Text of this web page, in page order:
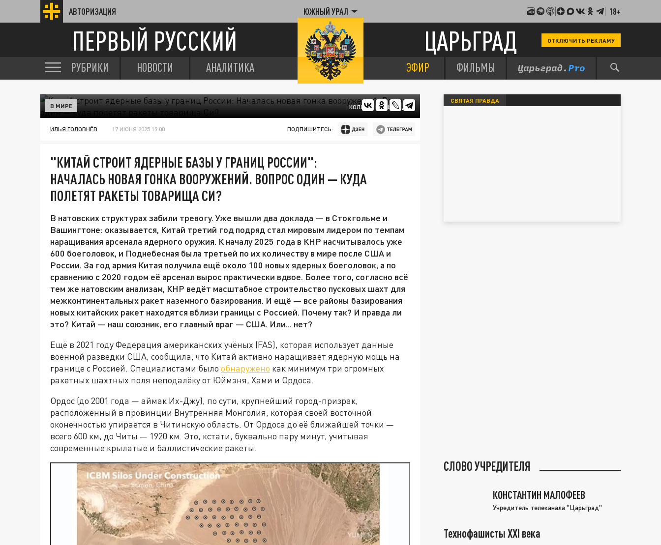
АВТОРИЗАЦИЯ ЮЖНЫЙ УРАЛ 18+
ПЕРВЫЙ РУССКИЙ ЦАРЬГРАД ОТКЛЮЧИТЬ РЕКЛАМУ
РУБРИКИ НОВОСТИ АНАЛИТИКА ЭФИР ФИЛЬМЫ
КОЛЛАЖ ЦАРЬГРАДА
В МИРЕ
ИЛЬЯ ГОЛОВНЁВ 17 ИЮНЯ 2025 19:00 ПОДПИШИТЕСЬ:
"КИТАЙ СТРОИТ ЯДЕРНЫЕ БАЗЫ У ГРАНИЦ РОССИИ":
НАЧАЛАСЬ НОВАЯ ГОНКА ВООРУЖЕНИЙ. ВОПРОС ОДИН — КУДА
ПОЛЕТЯТ РАКЕТЫ ТОВАРИЩА СИ?
В натовских структурах забили тревогу. Уже вышли два доклада — в Стокгольме и
Вашингтоне: оказывается, Китай третий год подряд стал мировым лидером по темпам
наращивания арсенала ядерного оружия. К началу 2025 года в КНР насчитывалось уже
600 боеголовок, и Поднебесная была третьей по их количеству в мире после США и
России. За год армия Китая получила ещё около 100 новых ядерных боеголовок, а по
сравнению c 2020 годом её арсенал вырос практически вдвое. Более того, согласно всё
тем же натовским анализам, КНР ведёт масштабное строительство пусковых шахт для
межконтинентальных ракет наземного базирования. И ещё — все районы базирования
новых китайских ракет находятся вблизи границы с Россией. Почему так? И правда ли
это? Китай — наш союзник, его главный враг — США. Или... нет?
Ещё в 2021 году Федерация американских учёных (FAS), которая использует данные
военной разведки США, сообщила, что Китай активно наращивает ядерную мощь на
границе с Россией. Специалистами было обнаружено как минимум три огромных
ракетных шахтных поля неподалёку от Юймэня, Хами и Ордоса.
Ордос (до 2001 года — аймак Их-Джу), по сути, крупнейший город-призрак,
расположенный в провинции Внутренняя Монголия, которая своей восточной
оконечностью упирается в Читинскую область. От Ордоса до её ближайшей точки —
всего 600 км, до Читы — 1920 км. Это, кстати, буквально пару минут, учитывая
современные крылатые и баллистические ракеты.
СВЯТАЯ ПРАВДА
СЛОВО УЧРЕДИТЕЛЯ
КОНСТАНТИН МАЛОФЕЕВ
Учредитель телеканала "Царьград"
Технофашисты XXI века